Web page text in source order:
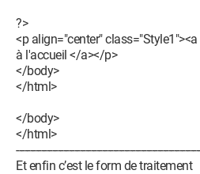
?>
<p align="center"
à l'accueil </a></p>
</body>
</html>
</body>
</html>
Et enfin c’est le form de traitement